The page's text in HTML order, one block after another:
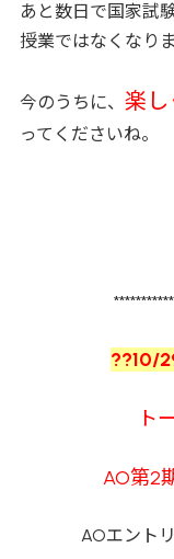
あと数日で国家試
授業ではなくなりま
今のうちに、 楽し
ってくださいね。
??10/
ト
AO第2
AOエント